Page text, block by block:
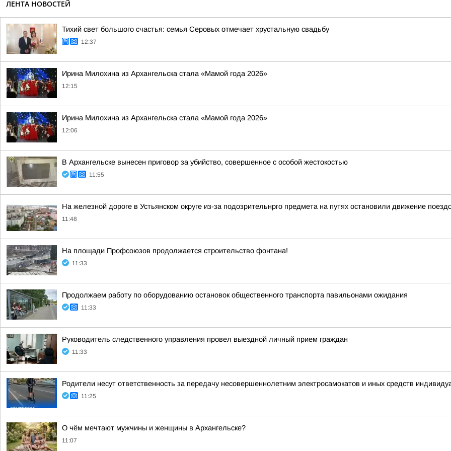
ЛЕНТА НОВОСТЕЙ
Тихий свет большого счастья: семья Серовых отмечает хрустальную свадьбу
12:37
Ирина Милохина из Архангельска стала «Мамой года 2026»
12:15
Ирина Милохина из Архангельска стала «Мамой года 2026»
12:06
В Архангельске вынесен приговор за убийство, совершенное с особой жестокостью
11:55
На железной дороге в Устьянском округе из-за подозрительнрго предмета на путях остановили движение
11:48
На площади Профсоюзов продолжается строительство фонтана!
11:33
Продолжаем работу по оборудованию остановок общественного транспорта павильонами ожидания
11:33
Руководитель следственного управления провел выездной личный прием граждан
11:33
Родители несут ответственность за передачу несовершеннолетним электросамокатов и иных средств
11:25
О чём мечтают мужчины и женщины в Архангельске?
11:07